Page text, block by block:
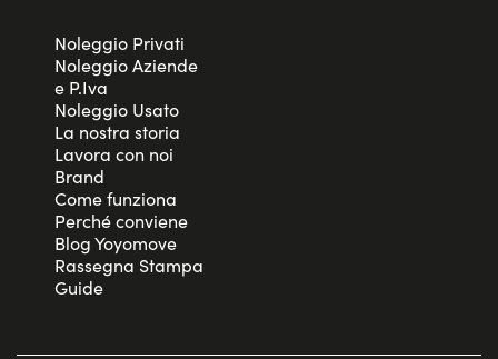
Noleggio Privati
Noleggio Aziende
e P.Iva
Noleggio Usato
La nostra storia
Lavora con noi
Brand
Come funziona
Perché conviene
Blog Yoyomove
Rassegna Stampa
Guide